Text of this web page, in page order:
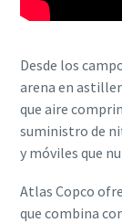
Desde los
arena en
que aire
suministro de
y móviles que
Atlas Copco
que combina